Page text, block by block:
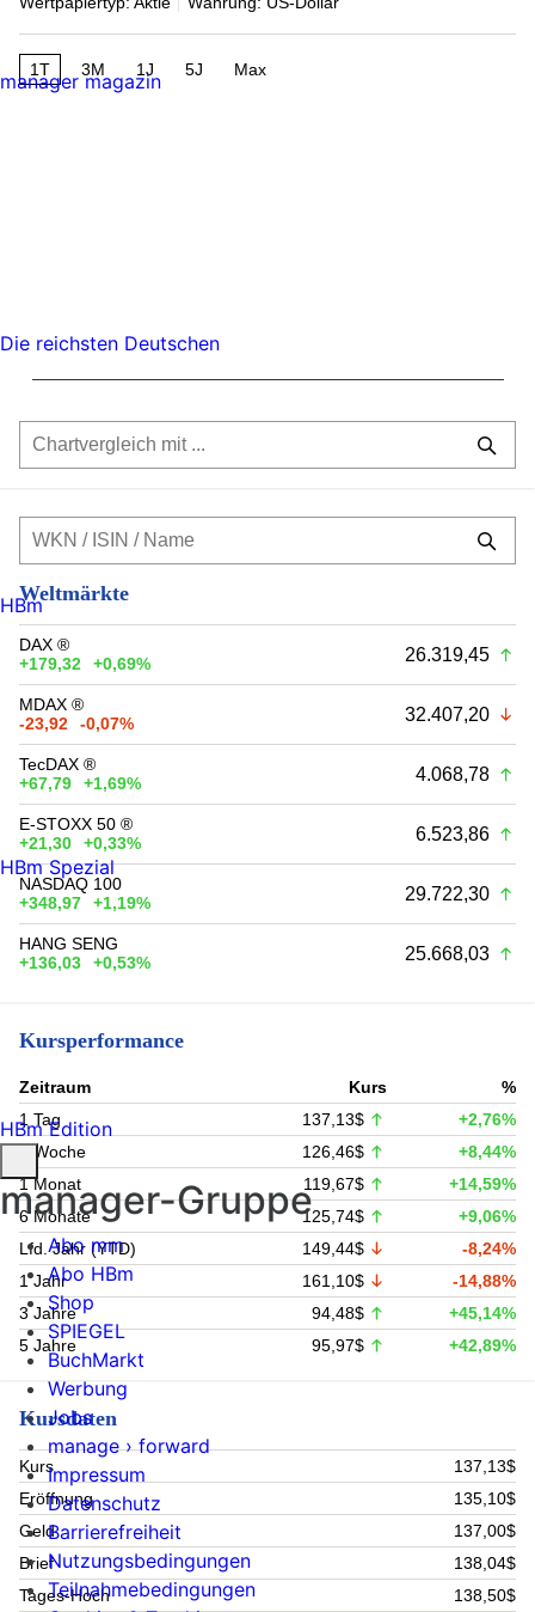
1T 3M 1J 5J Max
Weltmärkte
DAX ®
+179,32
+0,69% 26.319,45
MDAX ®
-23,92
-0,07% 32.407,20
TecDAX ®
+67,79
+1,69% 4.068,78
E-STOXX 50 ®
+21,30
+0,33% 6.523,86
NASDAQ 100
+348,97
+1,19% 29.722,30
HANG SENG
+136,03
+0,53% 25.668,03
Kursperformance
Zeitraum Kurs
%
1 Tag
137,13$
+2,76%
1 Woche
126,46$
+8,44%
1 Monat
119,67$
+14,59%
6 Monate
125,74$
+9,06%
Lfd. Jahr (YTD)
149,44$
-8,24%
1 Jahr
161,10$
-14,88%
3 Jahre
94,48$
+45,14%
5 Jahre
95,97$ +42,89%
Kursdaten
Kurs
137,13$
Eröffnung
135,10$
Geld
137,00$
Brief
138,04$
Tages-Hoch
138,50$
manager magazin
Die reichsten Deutschen
HBm
HBm Spezial
HBm Edition
manager-Gruppe
Abo mm
Abo HBm
Shop
SPIEGEL
BuchMarkt
Werbung
Jobs
manage › forward
Impressum
Datenschutz
Barrierefreiheit
Nutzungsbedingungen
Teilnahmebedingungen